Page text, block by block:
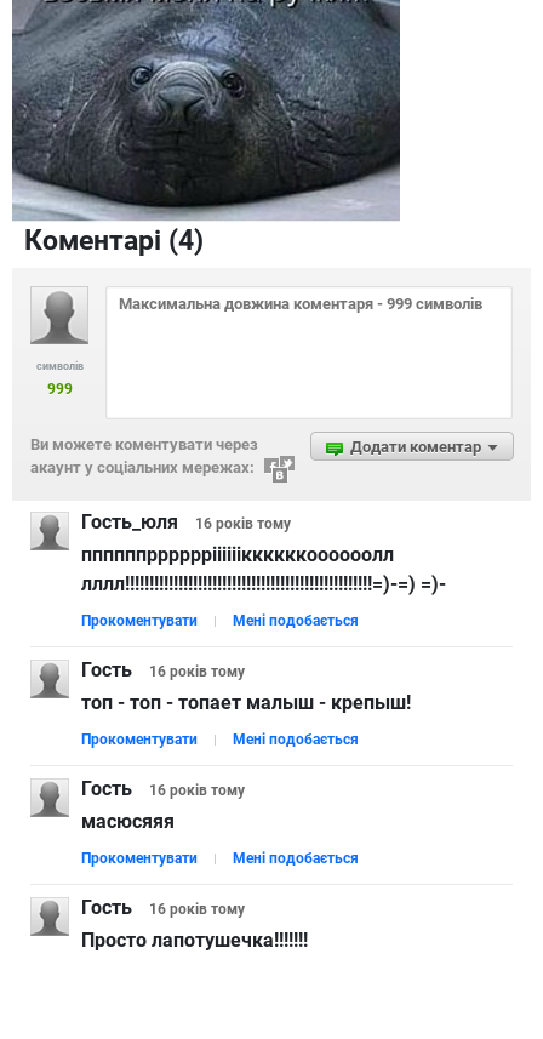
Коментарі (4)
символів
999
Додати коментар
Ви можете коментувати через
акаунт у соціальних мережах:
Гость_юля 16 років тому
ппппппррррррііііііккккккоооооолл
лллл!!!!!!!!!!!!!!!!!!!!!!!!!!!!!!!!!!!!!!!!!!!!!!!!!!!=)-=) =)-
Прокоментувати Мені подобається
Гость 16 років тому
топ - топ - топает малыш - крепыш!
Прокоментувати Мені подобається
Гость 16 років тому
масюсяяя
Прокоментувати Мені подобається
Гость 16 років тому
Просто лапотушечка!!!!!!!